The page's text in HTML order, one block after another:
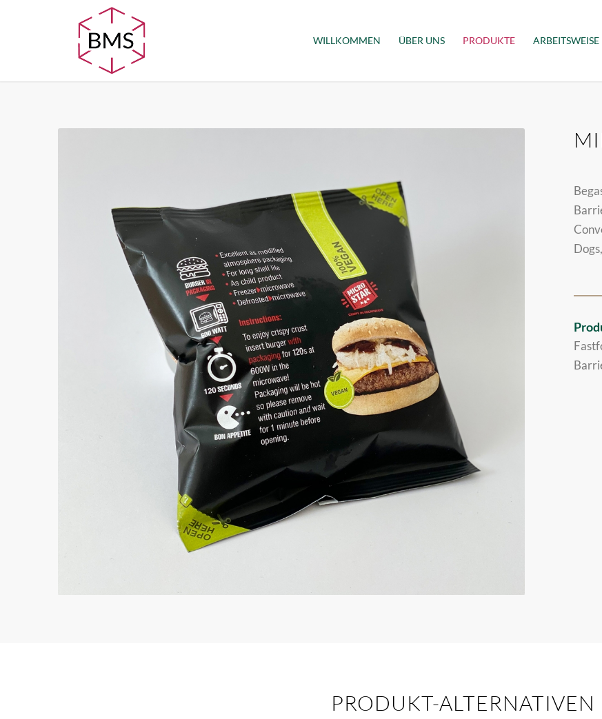
WILLKOMMEN ÜBER UNS PRODUKTE ARBEITSWEISE
PRODUKT-ALTERNATIVEN